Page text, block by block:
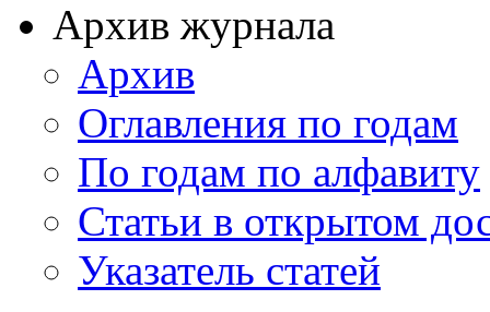
Архив журнала
Архив
Оглавления по годам
По годам по алфавиту
Статьи в открытом
Указатель статей